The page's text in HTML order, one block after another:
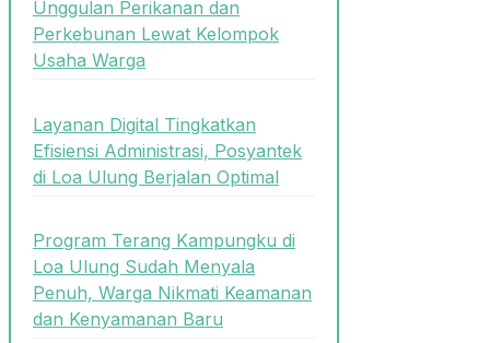
Unggulan Perikanan dan
Perkebunan Lewat Kelompok
Usaha Warga
Layanan Digital Tingkatkan
Efisiensi Administrasi, Posyantek
di Loa Ulung Berjalan Optimal
Program Terang Kampungku di
Loa Ulung Sudah Menyala
Penuh, Warga Nikmati Keamanan
dan Kenyamanan Baru